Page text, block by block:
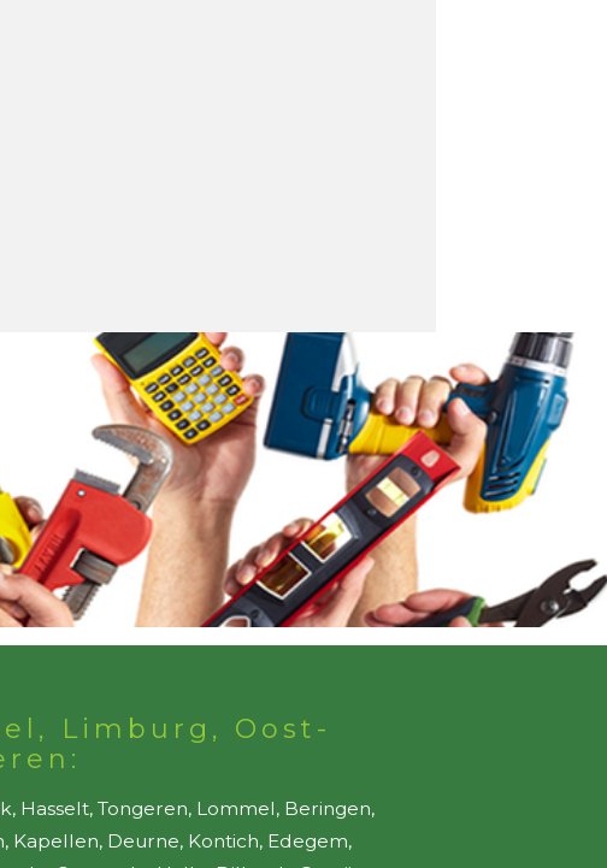
Limburg, Oost-
Hasselt, Tongeren, Lommel, Beringen,
Kapellen, Deurne, Kontich, Edegem,